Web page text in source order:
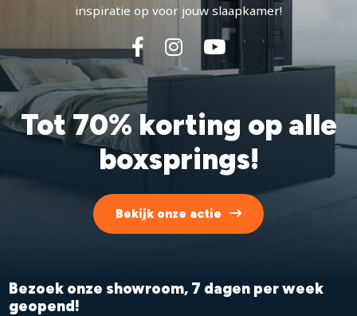
inspiratie op voor jouw slaapkamer!
Tot 70% korting op alle
boxsprings!
Bekijk onze actie
Bezoek onze showroom, 7 dagen per week
geopend!